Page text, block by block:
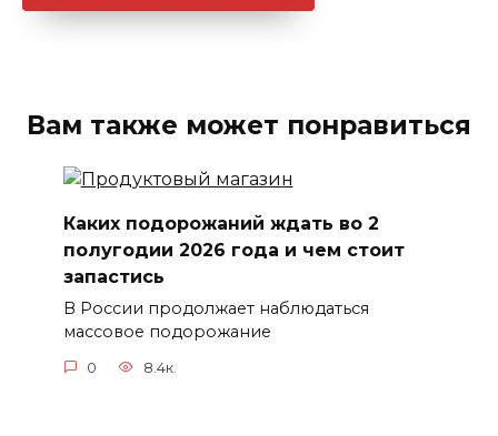
Вам также может понравиться
Каких подорожаний ждать во 2
полугодии 2026 года и чем стоит
запастись
В России продолжает наблюдаться
массовое подорожание
0 8.4к.